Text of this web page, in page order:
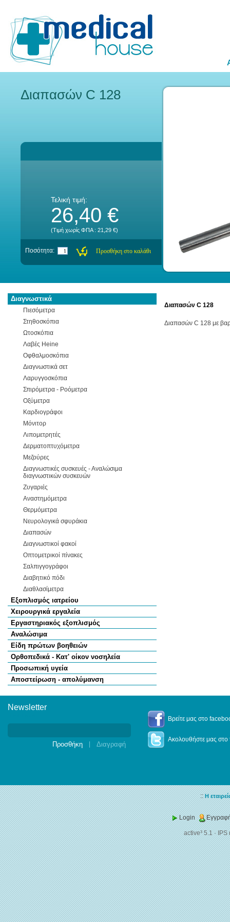
Διαπασών C 128
Τελική τιμή:
26,40 €
(Τιμή χωρίς ΦΠΑ : 21,29 €)
Ποσότητα:
Διαγνωστικά
Πιεσόμετρα
Στηθοσκόπια
Ωτοσκόπια
Λαβές Heine
Οφθαλμοσκόπια
Διαγνωστικά σετ
Λαρυγγοσκόπια
Σπιρόμετρα - Ροόμετρα
Οξύμετρα
Καρδιογράφοι
Μόνιτορ
Λιπομετρητές
Δερματοπτυχόμετρα
Μεζούρες
Διαγνωστικές συσκευές - Αναλώσιμα
διαγνωστικών συσκευών
Ζυγαριές
Αναστημόμετρα
Θερμόμετρα
Νευρολογικά σφυράκια
Διαπασών
Διαγνωστικοί φακοί
Οπτομετρικοί πίνακες
Σαλπιγγογράφοι
Διαβητικό πόδι
Διαθλασίμετρα
Εξοπλισμός ιατρείου
Χειρουργικά εργαλεία
Εργαστηριακός εξοπλισμός
Αναλώσιμα
Είδη πρώτων βοηθειών
Ορθοπεδικά - Κατ' οίκον νοσηλεία
Προσωπική υγεία
Αποστείρωση - απολύμανση
Διαπασών C 128
Διαπασών C 128 με
Newsletter
Βρείτε μας στο
Ακολουθήστε μας στο
::Η
Login
active³ 5.1·IPS